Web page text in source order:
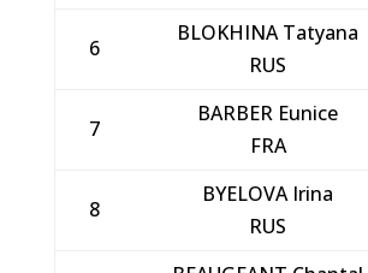
6
BLOKHINA Tatyana
RUS
7
BARBER Eunice
FRA
8
BYELOVA Irina
RUS